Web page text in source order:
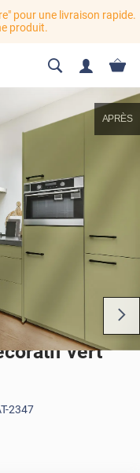
pour une livraison rapide.
produit.
APRÈS
vert
2347